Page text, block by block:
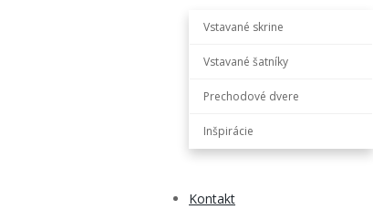
Vstavané skrine
Vstavané šatníky
Prechodové dvere
Inšpirácie
Kontakt